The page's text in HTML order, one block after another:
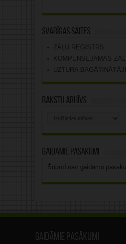
Svarīgas saites
ZĀĻU REĢISTRS
KOMPENSĒJAMĀS
UZTURA BAGĀTINĀTĀJI
Rakstu arhīvs
Gaidāmie pasākumi
Šobrīd nav gaidāmo
Gaidāmie pasākumi